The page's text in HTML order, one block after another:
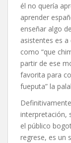
él no quería
aprender
enseñar algo
asistentes es a
como “que
partir de ese
favorita para
fueputa” la
interpretación,
el público
regrese, es un